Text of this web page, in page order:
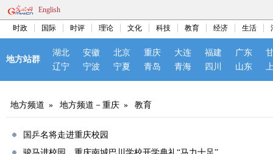
English
时政 国际 时评 理论 文化 科技 教育 经济 生活
地方站群
湖北 安徽 北京 重庆 大连 福建 广东
辽宁
宁波 宁夏 青岛 青海 四川 山东
地方频道 » 地方频道－重庆 » 教育
国乒名将走进重庆校园